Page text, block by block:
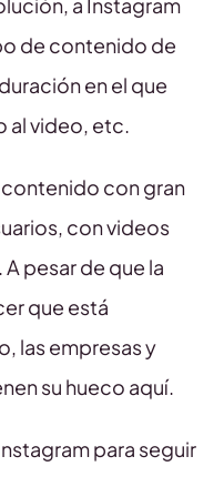
a Instagram
de contenido de
en el que
al video, etc.
con gran
con videos
pesar de que la
que está
las empresas y
su hueco aquí.
para seguir